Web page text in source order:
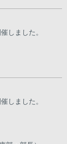
しました。
しました。